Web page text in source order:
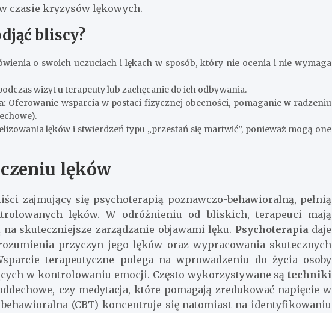
czasie kryzysów lękowych.
bliscy?
o swoich uczuciach i lękach w sposób, który nie ocenia i nie wymaga
wizyt u terapeuty lub zachęcanie do ich odbywania.
Oferowanie wsparcia w postaci fizycznej obecności, pomaganie w radzeniu
lęków i stwierdzeń typu „przestań się martwić”, ponieważ mogą one
lęków
zajmujący się psychoterapią poznawczo-behawioralną, pełnią
lęków. W odróżnieniu od bliskich, terapeuci mają
skuteczniejsze zarządzanie objawami lęku. Psychoterapia daje
przyczyn jego lęków oraz wypracowania skutecznych
terapeutyczne polega na wprowadzeniu do życia osoby
w kontrolowaniu emocji. Często wykorzystywane sątechniki
czy medytacja, które pomagają zredukować napięcie w
(CBT) koncentruje się natomiast na identyfikowaniu